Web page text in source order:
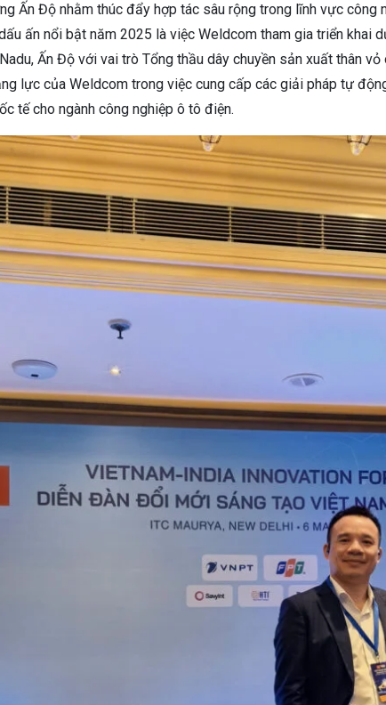
Ấn Độ nhằm thúc đẩy hợp tác sâu rộng trong lĩnh vực công
ấn nổi bật năm 2025 là việc Weldcom tham gia triển khai
Ấn Độ với vai trò Tổng thầu dây chuyền sản xuất thân
lực của Weldcom trong việc cung cấp các giải pháp tự
tế cho ngành công nghiệp ô tô điện.